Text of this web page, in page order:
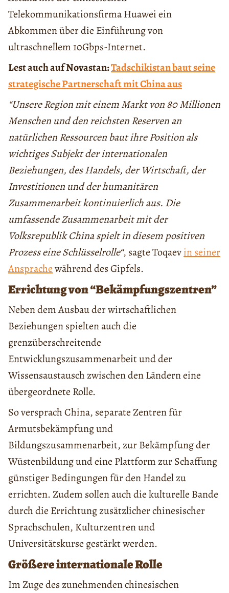
Telekommunikationsfirma Huawei ein
Abkommen über die Einführung von
ultraschnellem 10Gbps-Internet.
Lest auch auf Novastan:Tadschikistan baut seine
strategische Partnerschaft mit China aus
“Unsere Region mit einem Markt von 80 Millionen
Menschen und den reichsten Reserven an
natürlichen Ressourcen baut ihre Position als
wichtiges Subjekt der internationalen
Beziehungen, des Handels, der Wirtschaft, der
Investitionen und der humanitären
Zusammenarbeit kontinuierlich aus. Die
umfassende Zusammenarbeit mit der
Volksrepublik China spielt in diesem positiven
Prozess eine Schlüsselrolle“, sagte Toqaevin seiner
Ansprachewährend des Gipfels.
Errichtung von “Bekämpfungszentren”
Neben dem Ausbau der wirtschaftlichen
Beziehungen spielten auch die
grenzüberschreitende
Entwicklungszusammenarbeit und der
Wissensaustausch zwischen den Ländern eine
übergeordnete Rolle.
So versprach China, separate Zentren für
Armutsbekämpfung und
Bildungszusammenarbeit, zur Bekämpfung der
Wüstenbildung und eine Plattform zur Schaffung
günstiger Bedingungen für den Handel zu
errichten. Zudem sollen auch die kulturelle Bande
durch die Errichtung zusätzlicher chinesischer
Sprachschulen, Kulturzentren und
Universitätskurse gestärkt werden.
Größere internationale Rolle
Im Zuge des zunehmenden chinesischen